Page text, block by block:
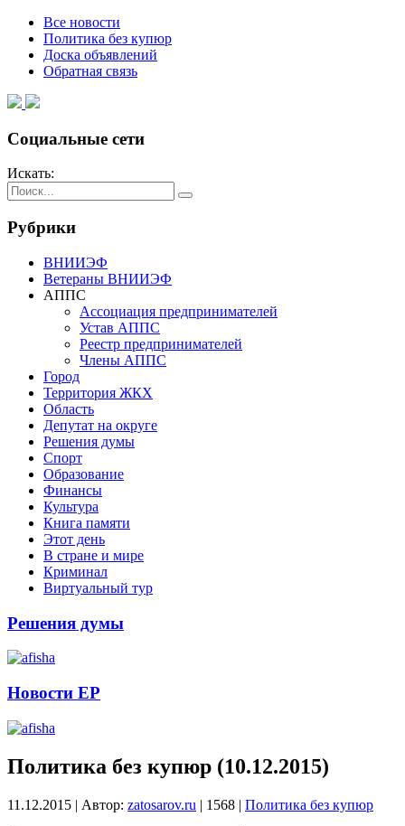
Все новости
Политика без купюр
Доска объявлений
Обратная связь
Социальные сети
Искать:
Рубрики
ВНИИЭФ
Ветераны ВНИИЭФ
АППС
Ассоциация предпринимателей
Устав АППС
Реестр предпринимателей
Члены АППС
Город
Территория ЖКХ
Область
Депутат на округе
Решения думы
Спорт
Образование
Финансы
Культура
Книга памяти
Этот день
В стране и мире
Криминал
Виртуальный тур
Решения думы
Новости ЕР
Политика без купюр (10.12.2015)
11.12.2015 | Автор: zatosarov.ru | 1568 | Политика без купюр